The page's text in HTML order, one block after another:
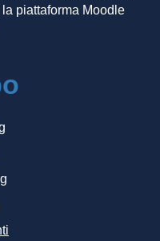
piattaforma Moodle